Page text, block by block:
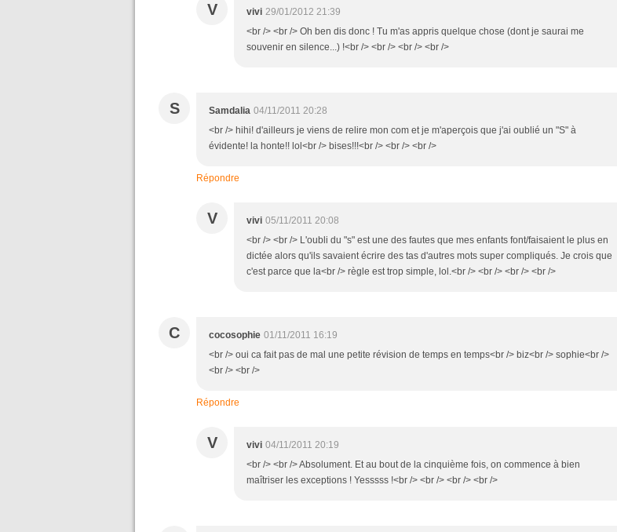
V vivi 29/01/2012 21:39
<br /> <br /> Oh ben dis donc ! Tu m'as appris quelque chose (dont je saurai me
souvenir en silence...) !<br /> <br /> <br /> <br />
S Samdalia 04/11/2011 20:28
<br /> hihi! d'ailleurs je viens de relire mon com et je m'aperçois que j'ai oublié un "S" à
évidente! la honte!! lol<br /> bises!!!<br /> <br /> <br />
Répondre
V vivi 05/11/2011 20:08
<br /> <br /> L'oubli du "s" est une des fautes que mes enfants font/faisaient le plus en
dictée alors qu'ils savaient écrire des tas d'autres mots super compliqués. Je crois que
c'est parce que la<br /> règle est trop simple, lol.<br /> <br /> <br /> <br />
C cocosophie 01/11/2011 16:19
<br /> oui ca fait pas de mal une petite révision de temps en temps<br /> biz<br /> sophie<br />
<br /> <br />
Répondre
V vivi 04/11/2011 20:19
<br /> <br /> Absolument. Et au bout de la cinquième fois, on commence à bien
maîtriser les exceptions ! Yesssss !<br /> <br /> <br /> <br />